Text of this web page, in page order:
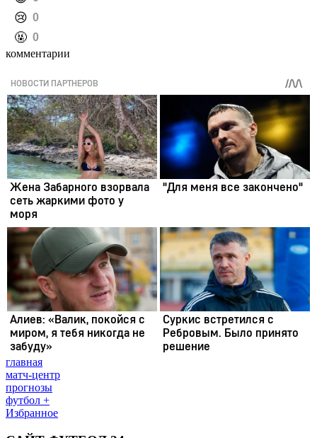
️😢 0
️🤬 0
комментарии
главная
матч-центр
прогнозы
футбол +
Избранное